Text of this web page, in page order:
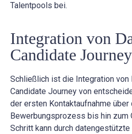
Talentpools bei.
Integration von
Candidate Journey
Schließlich ist die Integration von
Candidate Journey von
der ersten Kontaktaufnahme über
Bewerbungsprozess bis hin zum
Schritt kann durch